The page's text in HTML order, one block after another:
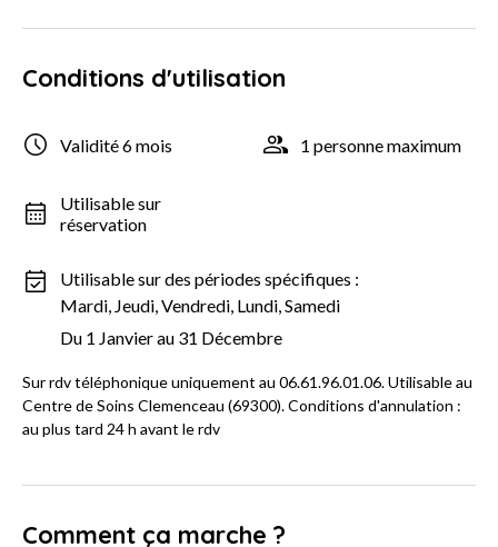
Conditions d'utilisation
Validité 6 mois 1 personne maximum
Utilisable sur
réservation
Utilisable sur des périodes spécifiques :
Mardi, Jeudi, Vendredi, Lundi, Samedi
Du 1 Janvier au 31 Décembre
Sur rdv téléphonique uniquement au 06.61.96.01.06. Utilisable au
Centre de Soins Clemenceau (69300). Conditions d'annulation :
au plus tard 24 h avant le rdv
Comment ça marche ?